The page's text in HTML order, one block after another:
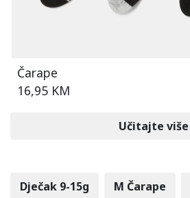
Čarape
16,95 KM
Učitajte više
Dječak 9-15g M Čarape